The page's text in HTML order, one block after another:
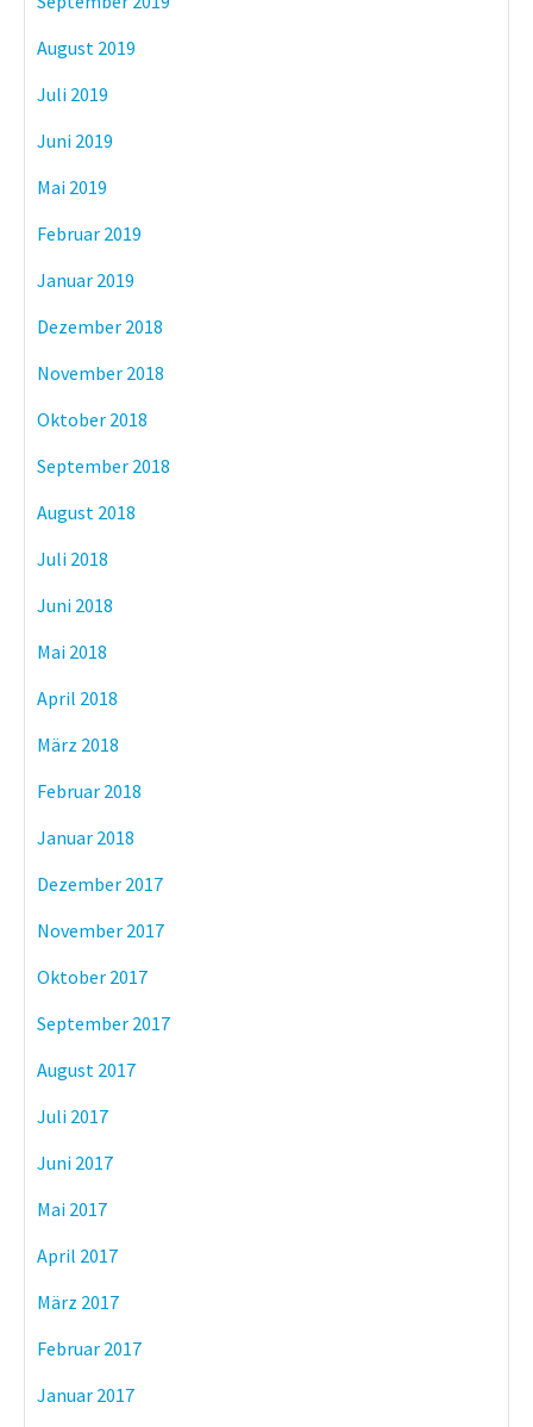
August 2019
Juli 2019
Juni 2019
Mai 2019
Februar 2019
Januar 2019
Dezember 2018
November 2018
Oktober 2018
September 2018
August 2018
Juli 2018
Juni 2018
Mai 2018
April 2018
März 2018
Februar 2018
Januar 2018
Dezember 2017
November 2017
Oktober 2017
September 2017
August 2017
Juli 2017
Juni 2017
Mai 2017
April 2017
März 2017
Februar 2017
Januar 2017